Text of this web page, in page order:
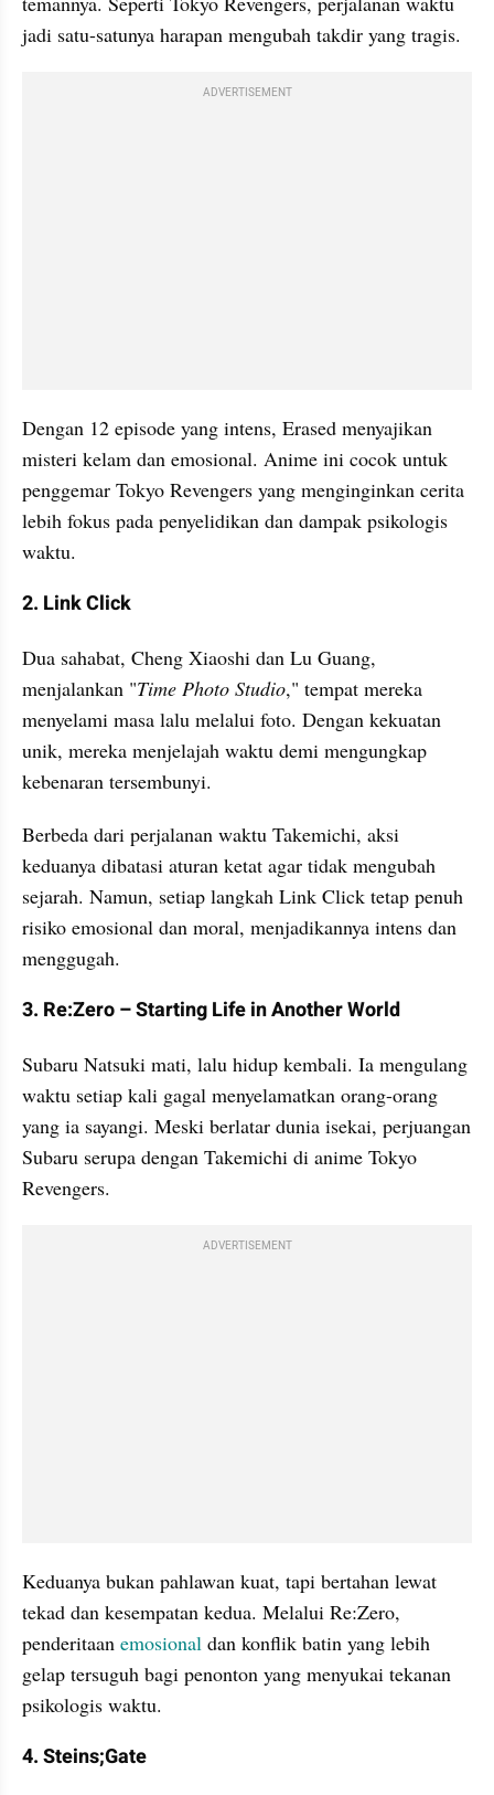
jadi satu-satunya harapan mengubah takdir yang tragis.
ADVERTISEMENT
Dengan 12 episode yang intens, Erased menyajikan
misteri kelam dan emosional. Anime ini cocok untuk
penggemar Tokyo Revengers yang menginginkan cerita
lebih fokus pada penyelidikan dan dampak psikologis
waktu.
2. Link Click
Dua sahabat, Cheng Xiaoshi dan Lu Guang,
menjalankan "Time Photo Studio," tempat mereka
menyelami masa lalu melalui foto. Dengan kekuatan
unik, mereka menjelajah waktu demi mengungkap
kebenaran tersembunyi.
Berbeda dari perjalanan waktu Takemichi, aksi
keduanya dibatasi aturan ketat agar tidak mengubah
sejarah. Namun, setiap langkah Link Click tetap penuh
risiko emosional dan moral, menjadikannya intens dan
menggugah.
3. Re:Zero – Starting Life in Another World
Subaru Natsuki mati, lalu hidup kembali. Ia mengulang
waktu setiap kali gagal menyelamatkan orang-orang
yang ia sayangi. Meski berlatar dunia isekai, perjuangan
Subaru serupa dengan Takemichi di anime Tokyo
Revengers.
ADVERTISEMENT
Keduanya bukan pahlawan kuat, tapi bertahan lewat
tekad dan kesempatan kedua. Melalui Re:Zero,
penderitaan emosional dan konflik batin yang lebih
gelap tersuguh bagi penonton yang menyukai tekanan
psikologis waktu.
4. Steins;Gate